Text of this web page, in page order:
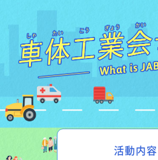
活動内容